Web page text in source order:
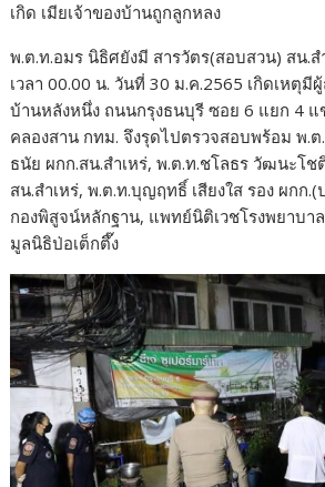
เกิด เมียเจ้าของบ้านถูกลูกหลง
พ.ต.ท.อมร นิธิศยังมี สารวัตร(สอบสวน) สน.ส
เวลา 00.00 น. วันที่ 30 ม.ค.2565 เกิดเหตุมี
บ้านหลังหนึ่ง ถนนกรุงธนบุรี ซอย 6 แยก 4 แ
คลองสาน กทม. จึงรุดไปตรวจสอบพร้อม พ.
ธนัย ผกก.สน.สำเหร่, พ.ต.ท.ชโลธร วัฒนะโช
สน.สำเหร่, พ.ต.ท.บุญฤทธิ์ เสียงใส รอง ผกก.(
กองพิสูจน์หลักฐาน, แพทย์นิติเวชโรงพยาบา
มูลนิธิป่อเต็กตึ๊ง